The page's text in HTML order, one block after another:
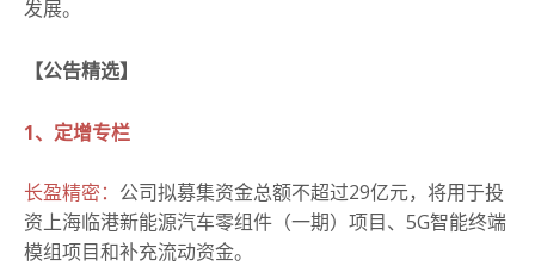
发展。
【公告精选】
1、定增专栏
长盈精密： 公司拟募集资金总额不超过29亿元，将用于投
资上海临港新能源汽车零组件（一期）项目、5G智能终端
模组项目和补充流动资金。